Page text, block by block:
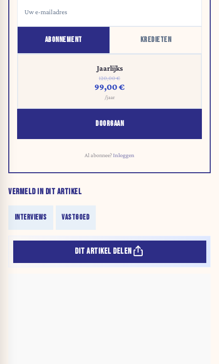
ABONNEMENT KREDIETEN
Jaarlijks
120,00 €
99,00 €
/jaar
DOORGAAN
Al abonnee?Inloggen
VERMELD IN DIT ARTIKEL
INTERVIEWS VASTGOED
DIT ARTIKEL DELEN